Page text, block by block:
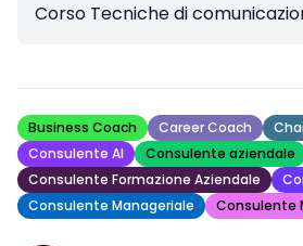
Corso Tecniche di
Business Coach Career Coach
Consulente AI
Consulente aziendale
Consulente Formazione Aziendale
Consulente Manageriale
Consulente